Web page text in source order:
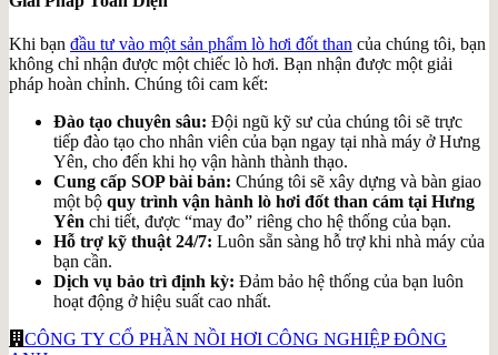
Khi bạn đầu tư vào một sản phẩm lò hơi đốt than của chúng tôi, bạn
không chỉ nhận được một chiếc lò hơi. Bạn nhận được một giải
pháp hoàn chỉnh. Chúng tôi cam kết:
Đào tạo chuyên sâu: Đội ngũ kỹ sư của chúng tôi sẽ trực
tiếp đào tạo cho nhân viên của bạn ngay tại nhà máy ở Hưng
Yên, cho đến khi họ vận hành thành thạo.
Cung cấp SOP bài bản: Chúng tôi sẽ xây dựng và bàn giao
một bộ quy trình vận hành lò hơi đốt than cám tại Hưng
Yên chi tiết, được “may đo” riêng cho hệ thống của bạn.
Hỗ trợ kỹ thuật 24/7: Luôn sẵn sàng hỗ trợ khi nhà máy của
bạn cần.
Dịch vụ bảo trì định kỳ: Đảm bảo hệ thống của bạn luôn
hoạt động ở hiệu suất cao nhất.
CÔNG TY CỔ PHẦN NỒI HƠI CÔNG NGHIỆP ĐÔNG